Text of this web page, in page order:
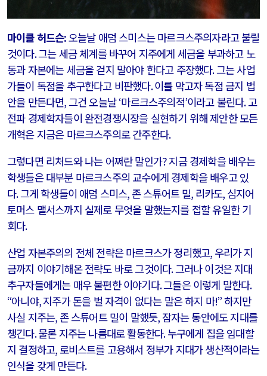
마이클 허드슨:오늘날 애덤 스미스는 마르크스주의자라고 불릴
것이다.그는 세금 체계를 바꾸어 지주에게 세금을 부과하고 노
동과 자본에는 세금을 걷지 말아야 한다고 주장했다.그는 사업
가들이 독점을 추구한다고 비판했다.이를 막고자 독점 금지 법
안을 만든다면,그건 오늘날‘마르크스주의적’이라고 불린다.고
전파 경제학자들이 완전경쟁시장을 실현하기 위해 제안한 모든
개혁은 지금은 마르크스주의로 간주한다.
그렇다면 리처드와 나는 어쩌란 말인가?지금 경제학을 배우는
학생들은 대부분 마르크스주의 교수에게 경제학을 배우고 있
다.그게 학생들이 애덤 스미스, 존 스튜어트 밀, 리카도, 심지어
토머스 맬서스까지 실제로 무엇을 말했는지를 접할 유일한 기
회다.
산업 자본주의의 전체 전략은 마르크스가 정리했고, 우리가 지
금까지 이야기해온 전략도 바로 그것이다.그러나 이것은 지대
추구자들에게는 매우 불편한 이야기다.그들은 이렇게 말한다.
“아니야,지주가 돈을 벌 자격이 없다는 말은 하지 마!”하지만
사실 지주는, 존 스튜어트 밀이 말했듯, 잠자는 동안에도 지대를
챙긴다.물론 지주는 나름대로 활동한다.누구에게 집을 임대할
지 결정하고, 로비스트를 고용해서 정부가 지대가 생산적이라는
인식을 갖게 만든다.